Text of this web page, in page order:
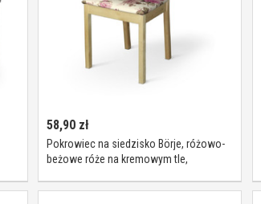
58,90 zł
Pokrowiec na siedzisko Börje, różowo-
beżowe róże na kremowym tle,